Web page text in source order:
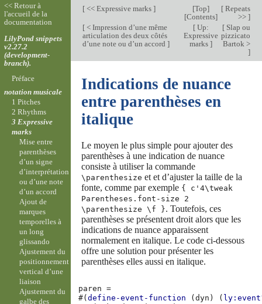
[<< Expressive marks ] [Top]
[Contents]
[Repeats
>> ]
[< Impression d’une même
articulation des deux côtés
d’une note ou d’un accord ]
[Up:
Expressive
marks ]
[Slap ou
pizzicato
Bartok >
]
Indications de nuance
entre parenthèses en
italique
Le moyen le plus simple pour ajouter des
parenthèses à une indication de nuance
consiste à utiliser la commande
\parenthesize et et d’ajuster la taille de la
fonte, comme par exemple { c'4\tweak
Parentheses.font-size 2
\parenthesize \f }. Toutefois, ces
parenthèses se présentent droit alors que les
indications de nuance apparaissent
normalement en italique. Le code ci-dessous
offre une solution pour présenter les
parenthèses elles aussi en italique.
paren
=
#(define-event-function (dyn ) (
<< Retour à
l'accueil de la
documentation
LilyPond snippets
v2.27.2
(development-
branch).
Préface
notation musicale
1 Pitches
2 Rhythms
3 Expressive
marks
Mise entre
parenthèses
d’un signe
d’interprétation
ou d’une note
d’un accord
Ajout de
marques
temporelles à
un long
glissando
Ajustement du
positionnement
vertical d’une
liaison
Ajustement du
galbe des